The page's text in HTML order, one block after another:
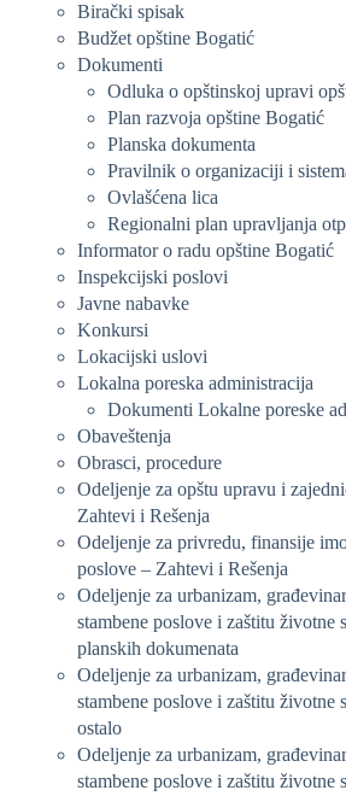
Birački spisak
Budžet opštine Bogatić
Dokumenti
Odluka o opštinskoj upravi
Plan razvoja opštine Bogatić
Planska dokumenta
Pravilnik o organizaciji i
Ovlašćena lica
Regionalni plan upravljanja
Informator o radu opštine Bogatić
Inspekcijski poslovi
Javne nabavke
Konkursi
Lokacijski uslovi
Lokalna poreska administracija
Dokumenti Lokalne poreske
Obaveštenja
Obrasci, procedure
Odeljenje za opštu upravu i
Zahtevi i Rešenja
Odeljenje za privredu, finansije
poslove – Zahtevi i Rešenja
Odeljenje za urbanizam,
stambene poslove i zaštitu životne
planskih dokumenata
Odeljenje za urbanizam,
stambene poslove i zaštitu životne
ostalo
Odeljenje za urbanizam,
stambene poslove i zaštitu životne